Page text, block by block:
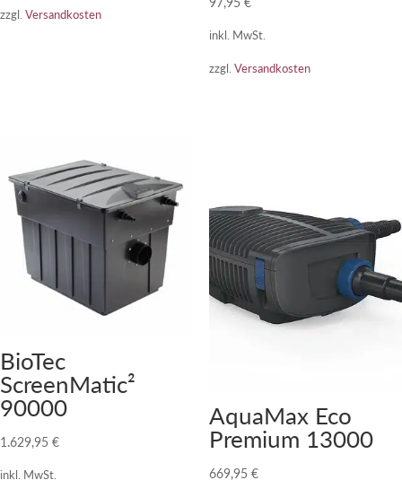
zzgl. Versandkosten
inkl. MwSt.
zzgl. Versandkosten
BioTec
ScreenMatic²
90000
1.629,95 €
inkl. MwSt.
AquaMax Eco
Premium 13000
669,95 €